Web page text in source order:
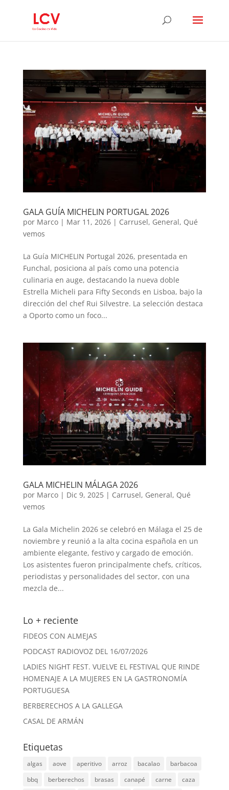
GALA GUÍA MICHELIN PORTUGAL 2026
por Marco| Mar 11, 2026| Carrusel, General, Qué
vemos
La Guía MICHELIN Portugal 2026, presentada en
Funchal, posiciona al país como una potencia
culinaria en auge, destacando la nueva doble
Estrella Micheli para Fifty Seconds en Lisboa, bajo la
dirección del chef Rui Silvestre. La selección destaca
a Oporto como un foco...
GALA MICHELIN MÁLAGA 2026
por Marco| Dic 9, 2025| Carrusel, General, Qué
vemos
La Gala Michelin 2026 se celebró en Málaga el 25 de
noviembre y reunió a la alta cocina española en un
ambiente elegante, festivo y cargado de emoción.
Los asistentes fueron principalmente chefs, críticos,
periodistas y personalidades del sector, con una
mezcla de...
Lo + reciente
FIDEOS CON ALMEJAS
PODCAST RADIOVOZ DEL 16/07/2026
LADIES NIGHT FEST. VUELVE EL FESTIVAL QUE RINDE
HOMENAJE A LA MUJERES EN LA GASTRONOMÍA
PORTUGUESA
BERBERECHOS A LA GALLEGA
CASAL DE ARMÁN
Etiquetas
algas aove aperitivo arroz bacalao
barbacoa
bbq
berberechos brasas canapé carne
caza